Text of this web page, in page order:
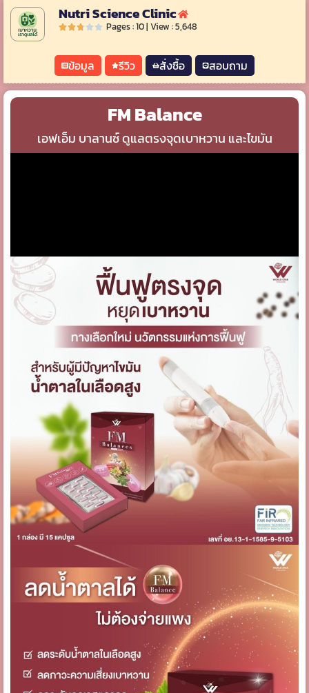
Nutri Science Clinic
Pages : 10 | View : 5,648
ข้อมูล รีวิว สั่งซื้อ สอบถาม
FM Balance
เอฟเอ็ม บาลานซ์ ดูแลตรงจุดเบาหวาน และไขมัน